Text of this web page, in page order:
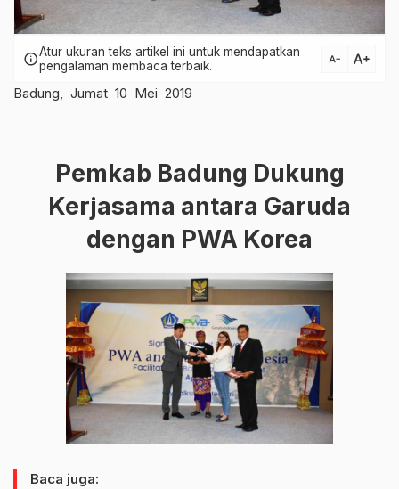
infoAtur ukuran teks artikel ini untuk mendapatkan
pengalaman membaca terbaik.
text_decrease text_increase
Badung, Jumat 10 Mei 2019
Pemkab Badung Dukung
Kerjasama antara Garuda
dengan PWA Korea
Baca juga: